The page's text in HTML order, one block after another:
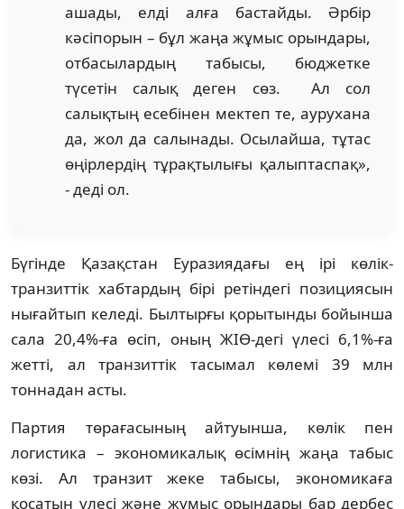
ашады, елді алға бастайды. Əрбір
кəсіпорын – бұл жаңа жұмыс орындары,
отбасылардың табысы, бюджетке
түсетін салық деген сөз. Ал сол
салықтың есебінен мектеп те, аурухана
да, жол да салынады. Осылайша, тұтас
өңірлердің тұрақтылығы қалыптаспақ»,
- деді ол.
Бүгінде Қазақстан Еуразиядағы ең ірі көлік-
транзиттік хабтардың бірі ретіндегі позициясын
нығайтып келеді. Былтырғы қорытынды бойынша
сала 20,4%-ға өсіп, оның ЖІӨ-дегі үлесі 6,1%-ға
жетті, ал транзиттік тасымал көлемі 39 млн
тоннадан асты.
Партия төрағасының айтуынша, көлік пен
логистика – экономикалық өсімнің жаңа табыс
көзі. Ал транзит жеке табысы, экономикаға
қосатын үлесі жəне жұмыс орындары бар дербес